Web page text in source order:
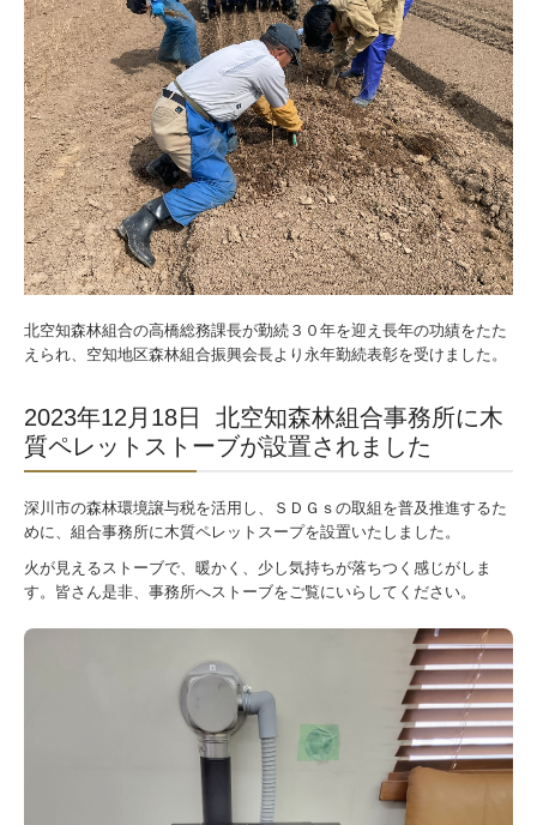
北空知森林組合の高橋総務課長が勤続３０年を迎え長年の功績をたた
えられ、空知地区森林組合振興会長より永年勤続表彰を受けました。
2023年12月18日 北空知森林組合事務所に木
質ペレットストーブが設置されました
深川市の森林環境譲与税を活用し、ＳＤＧｓの取組を普及推進するた
めに、組合事務所に木質ペレットスープを設置いたしました。
火が見えるストーブで、暖かく、少し気持ちが落ちつく感じがしま
す。皆さん是非、事務所へストーブをご覧にいらしてください。